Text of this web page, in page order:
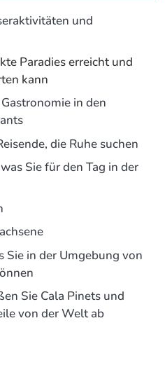
und
Paradies erreicht und
kann
in den
die Ruhe suchen
Sie für den Tag in der
Sie in der Umgebung von
Sie Cala Pinets und
von der Welt ab